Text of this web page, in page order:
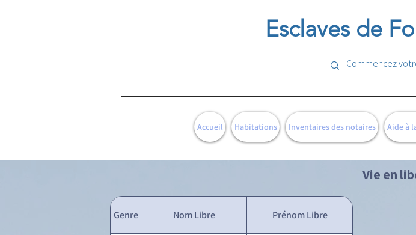
Esclaves de
Accueil Habitations Inventaires des notaires Aide à
Vie en
Genre Nom Libre Prénom Libre